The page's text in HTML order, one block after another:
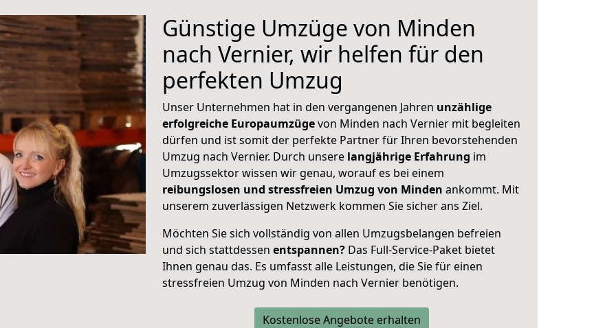
Günstige Umzüge von Minden
nach Vernier, wir helfen für den
perfekten Umzug
Unser Unternehmen hat in den vergangenen Jahren unzählige
erfolgreiche Europaumzügevon Minden nach Vernier mit begleiten
dürfen und ist somit der perfekte Partner für Ihren bevorstehenden
Umzug nach Vernier. Durch unsere langjährige Erfahrung im
Umzugssektor wissen wir genau, worauf es bei einem
reibungslosen und stressfreien Umzug von Minden ankommt. Mit
unserem zuverlässigen Netzwerk kommen Sie sicher ans Ziel.
Möchten Sie sich vollständig von allen Umzugsbelangen befreien
und sich stattdessen entspannen? Das Full-Service-Paket bietet
Ihnen genau das. Es umfasst alle Leistungen, die Sie für einen
stressfreien Umzug von Minden nach Vernier benötigen.
Kostenlose Angebote erhalten